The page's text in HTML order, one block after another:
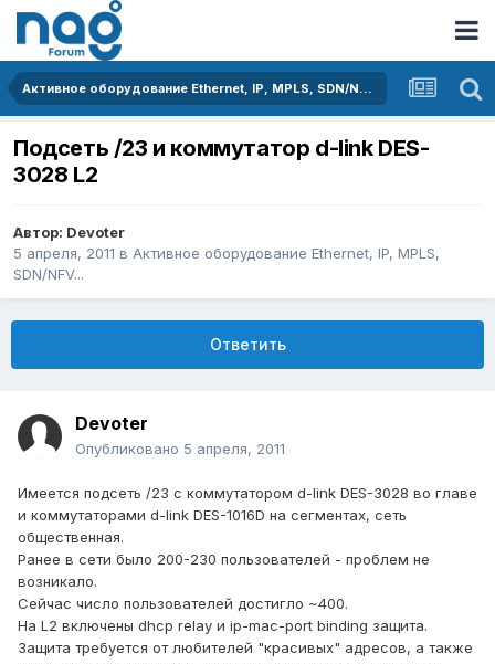
Активное оборудование Ethernet, IP, MPLS, SDN/NFV...
Подсеть /23 и коммутатор d-link DES-
3028 L2
Автор: Devoter
5 апреля, 2011 в Активное оборудование Ethernet, IP, MPLS,
SDN/NFV...
Ответить
Devoter
Опубликовано 5 апреля, 2011
Имеется подсеть /23 с коммутатором d-link DES-3028 во главе
и коммутаторами d-link DES-1016D на сегментах, сеть
общественная.
Ранее в сети было 200-230 пользователей - проблем не
возникало.
Сейчас число пользователей достигло ~400.
На L2 включены dhcp relay и ip-mac-port binding защита.
Защита требуется от любителей "красивых" адресов, а также